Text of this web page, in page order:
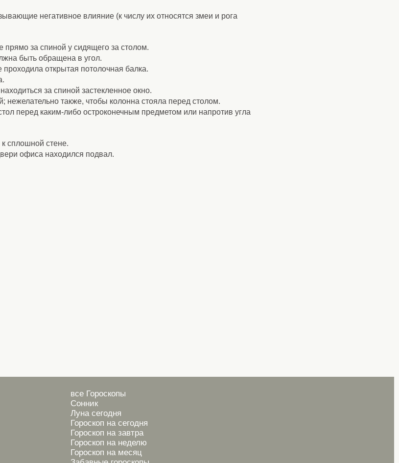
негативное влияние (к числу их относятся змеи и рога
прямо за спиной у сидящего за столом.
быть обращена в угол.
открытая потолочная балка.
за спиной застекленное окно.
нежелательно также, чтобы колонна стояла перед столом.
перед каким-либо остроконечным предметом или напротив угла
сплошной стене.
офиса находился подвал.
все Гороскопы
Сонник
Луна сегодня
Гороскоп на сегодня
Гороскоп на завтра
Гороскоп на неделю
Гороскоп на месяц